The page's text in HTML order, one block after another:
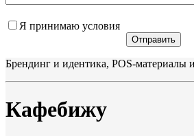
Я принимаю условия
Брендинг и идентика, POS-материалы
Кафебижу